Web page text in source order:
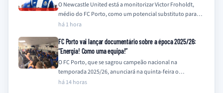
O Newcastle United está a monitorizar Victor Froholdt,
médio do FC Porto, como um potencial substituto para
Bruno Guimarães, que se encontra…
há 1 hora
FC Porto vai lançar documentário sobre a época 2025/26:
“Energia! Como uma equipa!”
O FC Porto, que se sagrou campeão nacional na
temporada 2025/26, anunciará na quinta-feira o
lançamento de um documentário que retrata a…
há 14 horas